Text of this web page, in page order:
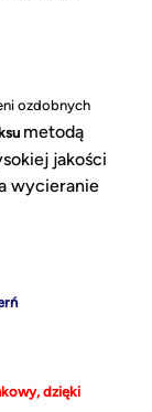
ozdobnych
metodą
jakości
wycieranie
dzięki